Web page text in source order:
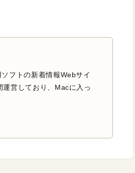
フトの新着情報Webサイ
運営しており、Macに入っ